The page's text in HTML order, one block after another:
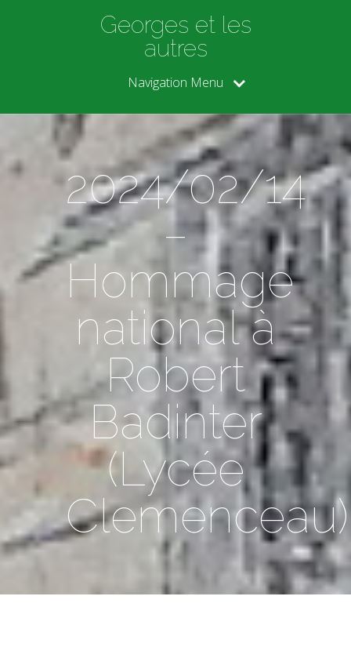
Georges et les
autres
Navigation Menu
2024/02/14
–
Hommage
national à
Robert
Badinter
(Lycée
Clemenceau)